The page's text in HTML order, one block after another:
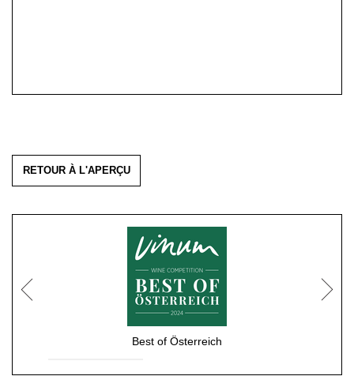
RETOUR À L'APERÇU
Best of Österreich